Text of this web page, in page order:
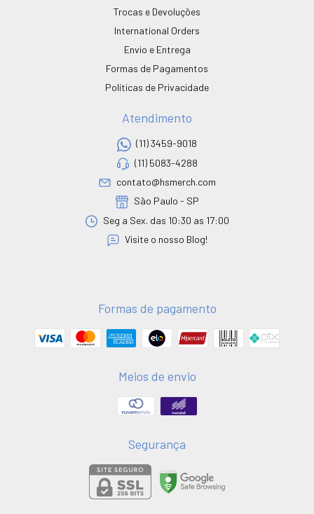
Trocas e Devoluções
International Orders
Envio e Entrega
Formas de Pagamentos
Políticas de Privacidade
Atendimento
(11) 3459-9018
(11) 5083-4288
contato@hsmerch.com
São Paulo - SP
Seg a Sex. das 10:30 as 17:00
Visite o nosso Blog!
Formas de pagamento
Meios de envio
Segurança